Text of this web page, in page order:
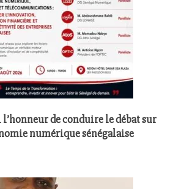
l’honneur de conduire le débat sur
numérique sénégalaise